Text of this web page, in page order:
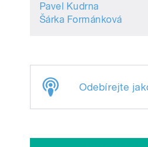
Pavel Kudrna
Šárka Formánková
Odebírejte